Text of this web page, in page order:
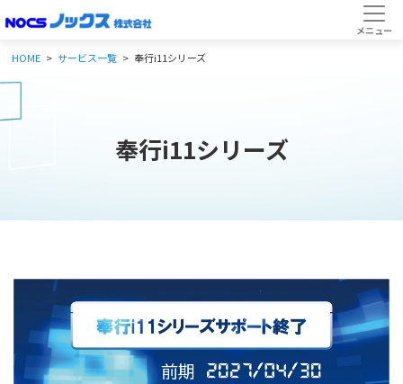
HOME サービス一覧 奉行i11シリーズ
奉行i11シリーズ